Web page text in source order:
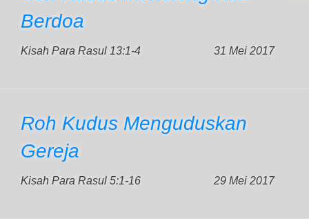
Berdoa
Kisah Para Rasul 13:1-4 31 Mei 2017
Roh Kudus Menguduskan
Gereja
Kisah Para Rasul 5:1-16 29 Mei 2017